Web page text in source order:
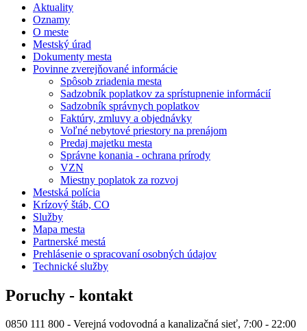
Aktuality
Oznamy
O meste
Mestský úrad
Dokumenty mesta
Povinne zverejňované informácie
Spôsob zriadenia mesta
Sadzobník poplatkov za sprístupnenie informácií
Sadzobník správnych poplatkov
Faktúry, zmluvy a objednávky
Voľné nebytové priestory na prenájom
Predaj majetku mesta
Správne konania - ochrana prírody
VZN
Miestny poplatok za rozvoj
Mestská polícia
Krízový štáb, CO
Služby
Mapa mesta
Partnerské mestá
Prehlásenie o spracovaní osobných údajov
Technické služby
Poruchy - kontakt
0850 111 800 - Verejná vodovodná a kanalizačná sieť, 7:00 - 22:00